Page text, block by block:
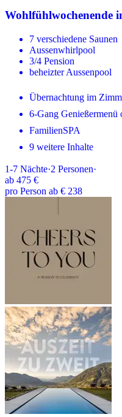
Wohlfühlwochenende
7 verschiedene Saunen
Aussenwhirlpool
3/4 Pension
beheizter Aussenpool
Übernachtung im
6-Gang Genießermenü
FamilienSPA
9 weitere Inhalte
1-7 Nächte·2 Personen·
ab 475 €
pro Person ab € 238